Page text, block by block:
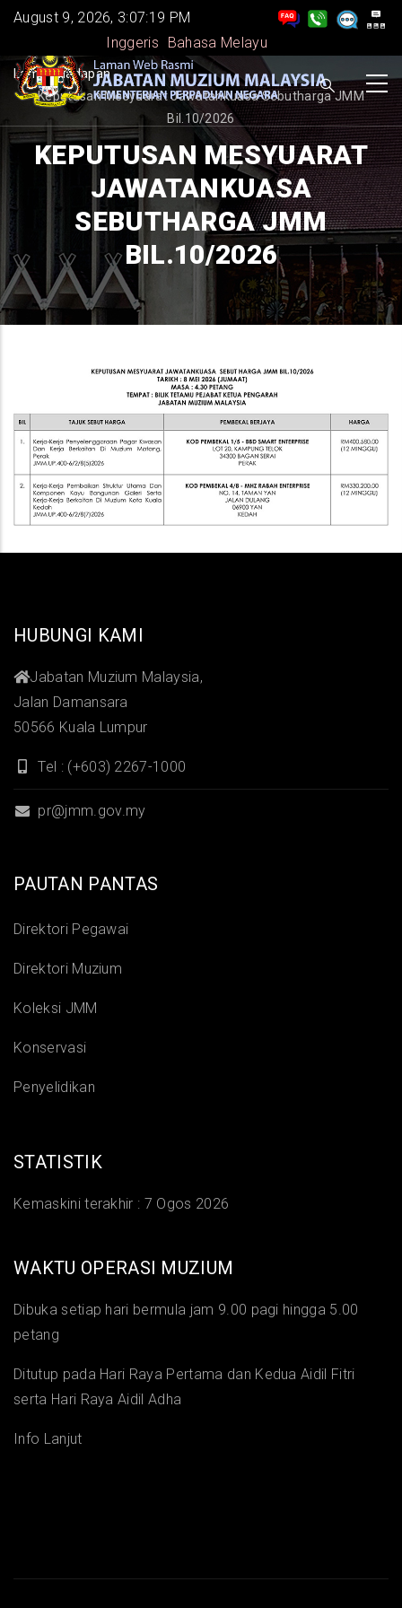
Skip
main
content
August 9, 2026, 3:07:19 PM
Inggeris
Bahasa Melayu
BREADCRUMB
Laman Hadapan -
Keputusan Mesyuarat Jawatankuasa Sebutharga JMM
Bil.10/2026
KEPUTUSAN MESYUARAT
JAWATANKUASA
SEBUTHARGA JMM
BIL.10/2026
HUBUNGI KAMI
Jabatan Muzium Malaysia,
Jalan Damansara
50566 Kuala Lumpur
Tel : (+603) 2267-1000
pr@jmm.gov.my
PAUTAN PANTAS
Direktori Pegawai
Direktori Muzium
Koleksi JMM
Konservasi
Penyelidikan
STATISTIK
Kemaskini terakhir : 7 Ogos 2026
WAKTU OPERASI MUZIUM
Dibuka setiap hari bermula jam 9.00 pagi hingga 5.00
petang
Ditutup pada Hari Raya Pertama dan Kedua Aidil Fitri
serta Hari Raya Aidil Adha
Info Lanjut